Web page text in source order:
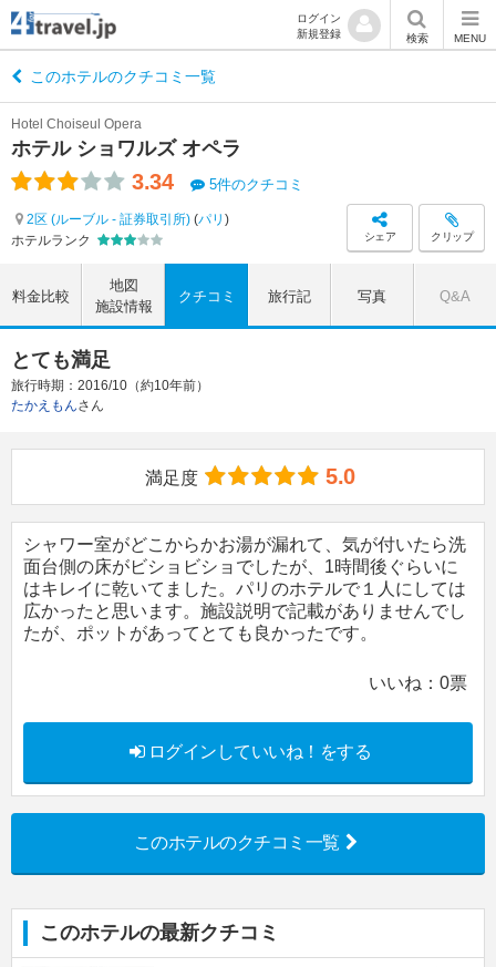
ログイン
新規登録
検索 MENU
このホテルのクチコミ一覧
ホテル ショワルズ オペラ
Hotel Choiseul Opera
3.34 5件のクチコミ
2区 (ルーブル - 証券取引所) (パリ)
ホテルランク
シェア クリップ
料金比較
地図
施設情報
クチコミ 旅行記 写真 Q&A
とても満足
旅行時期：2016/10（約10年前）
たかえもんさん
満足度 5.0
シャワー室がどこからかお湯が漏れて、気が付いたら洗
面台側の床がビショビショでしたが、1時間後ぐらいに
はキレイに乾いてました。パリのホテルで１人にしては
広かったと思います。施設説明で記載がありませんでし
たが、ポットがあってとても良かったです。
いいね： 0票
ログインしていいね！をする
このホテルのクチコミ一覧
このホテルの最新クチコミ